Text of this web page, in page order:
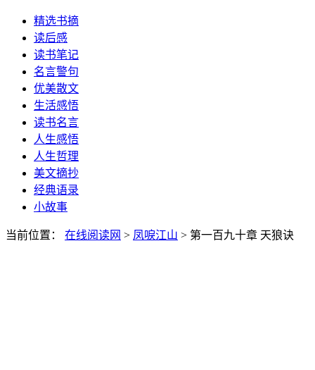
精选书摘
读后感
读书笔记
名言警句
优美散文
生活感悟
读书名言
人生感悟
人生哲理
美文摘抄
经典语录
小故事
当前位置： 在线阅读网 > 凤唳江山 > 第一百九十章 天狼诀